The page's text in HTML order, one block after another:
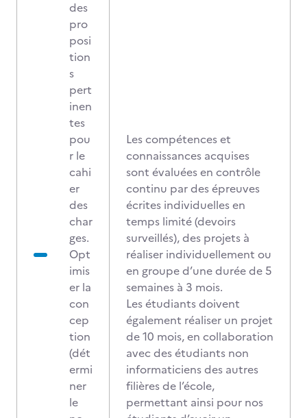
des
pro
posi
tion
s
pert
inen
tes
pou
r le
cahi
er
des
char
ges.
Opt
imis
er la
con
cep
tion
(dét
ermi
ner
le
Les compétences et
connaissances acquises
sont évaluées en contrôle
continu par des épreuves
écrites individuelles en
temps limité (devoirs
surveillés), des projets à
réaliser individuellement ou
en groupe d’une durée de 5
semaines à 3 mois.
Les étudiants doivent
également réaliser un projet
de 10 mois, en collaboration
avec des étudiants non
informaticiens des autres
filières de l’école,
permettant ainsi pour nos